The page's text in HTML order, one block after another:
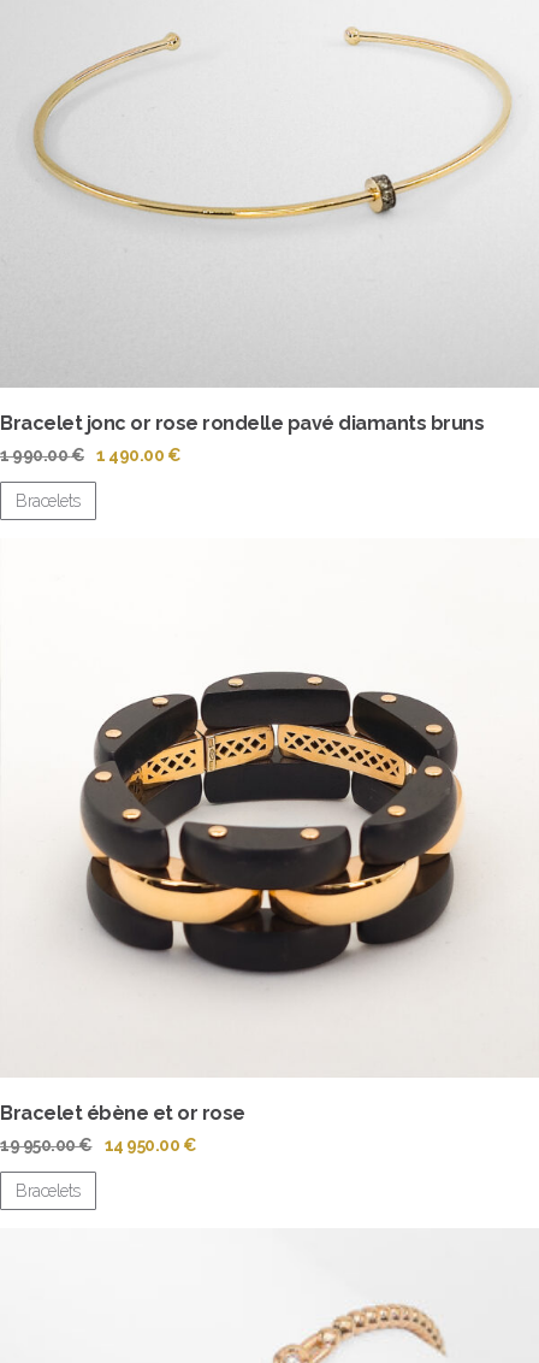
Bracelet jonc or rose rondelle pavé diamants bruns
1 990.00€
Le
était :
1 490.00 €Le
Bracelets
Bracelet ébène et or rose
19 950.00€
Le
14 950.00 €Le
Bracelets